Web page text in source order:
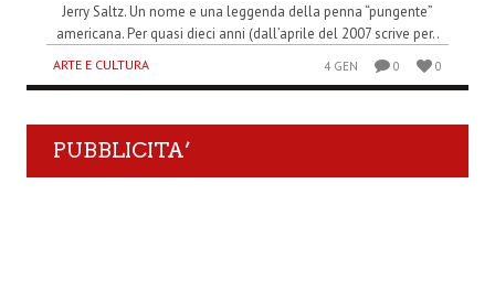
Jerry Saltz. Un nome e una leggenda della penna “pungente”
americana. Per quasi dieci anni (dall’aprile del 2007 scrive per..
ARTE E CULTURA 4 GEN 0 0
PUBBLICITA’